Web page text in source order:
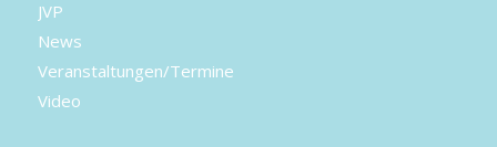
JVP
News
Veranstaltungen/Termine
Video